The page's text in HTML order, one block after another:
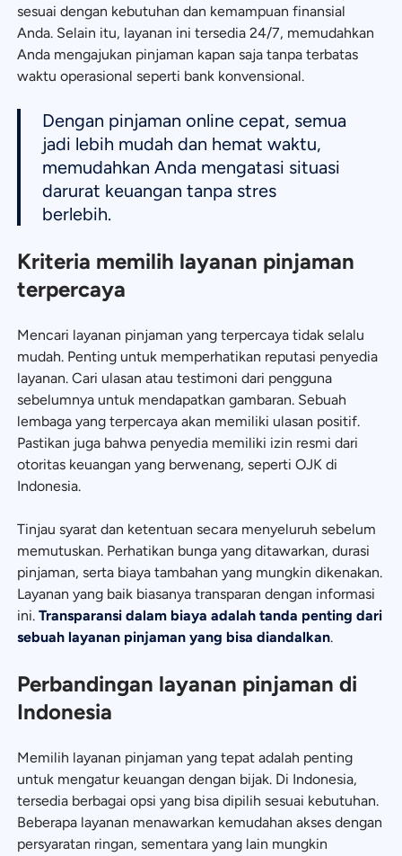
sesuai dengan kebutuhan dan kemampuan finansial
Anda. Selain itu, layanan ini tersedia 24/7, memudahkan
Anda mengajukan pinjaman kapan saja tanpa terbatas
waktu operasional seperti bank konvensional.
Dengan pinjaman online cepat, semua
jadi lebih mudah dan hemat waktu,
memudahkan Anda mengatasi situasi
darurat keuangan tanpa stres
berlebih.
Kriteria memilih layanan pinjaman
terpercaya
Mencari layanan pinjaman yang terpercaya tidak selalu
mudah. Penting untuk memperhatikan reputasi penyedia
layanan. Cari ulasan atau testimoni dari pengguna
sebelumnya untuk mendapatkan gambaran. Sebuah
lembaga yang terpercaya akan memiliki ulasan positif.
Pastikan juga bahwa penyedia memiliki izin resmi dari
otoritas keuangan yang berwenang, seperti OJK di
Indonesia.
Tinjau syarat dan ketentuan secara menyeluruh sebelum
memutuskan. Perhatikan bunga yang ditawarkan, durasi
pinjaman, serta biaya tambahan yang mungkin dikenakan.
Layanan yang baik biasanya transparan dengan informasi
ini.Transparansi dalam biaya adalah tanda penting dari
sebuah layanan pinjaman yang bisa diandalkan.
Perbandingan layanan pinjaman di
Indonesia
Memilih layanan pinjaman yang tepat adalah penting
untuk mengatur keuangan dengan bijak. Di Indonesia,
tersedia berbagai opsi yang bisa dipilih sesuai kebutuhan.
Beberapa layanan menawarkan kemudahan akses dengan
persyaratan ringan, sementara yang lain mungkin